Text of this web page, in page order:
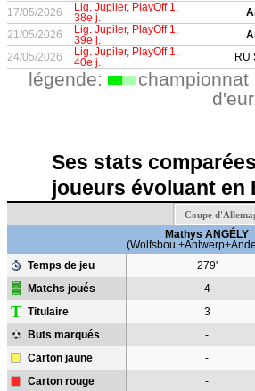
17/05/2026
Lig. Jupiler, PlayOff 1,
38e j.
21/05/2026
Lig. Jupiler, PlayOff 1,
39e j.
24/05/2026
Lig. Jupiler, PlayOff 1,
40e j.
RU
légende: championnat
Ses stats
joueurs évoluant en
Coupe
Mathys ANGÉLY
Temps de jeu
279'
Matchs joués 4
T Titulaire 3
Buts marqués -
Carton jaune -
Carton rouge -